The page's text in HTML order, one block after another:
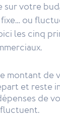
sur votre
ou
les cinq
montant de
et reste
de